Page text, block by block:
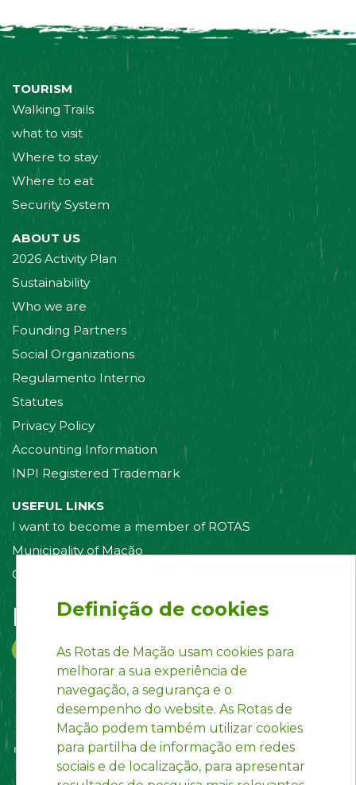
TOURISM
Walking Trails
what to visit
Where to stay
Where to eat
Security System
ABOUT US
2026 Activity Plan
Sustainability
Who we are
Founding Partners
Social Organizations
Regulamento Interno
Statutes
Privacy Policy
Accounting Information
INPI Registered Trademark
USEFUL LINKS
I want to become a member of ROTAS
Municipality of Mação
Contact us
Follow us on:
Definição de cookies
As Rotas de Mação usam cookies para
melhorar a sua experiência de
navegação, a segurança e o
desempenho do website. As Rotas de
Mação podem também utilizar cookies
para partilha de informação em redes
sociais e de localização, para apresentar